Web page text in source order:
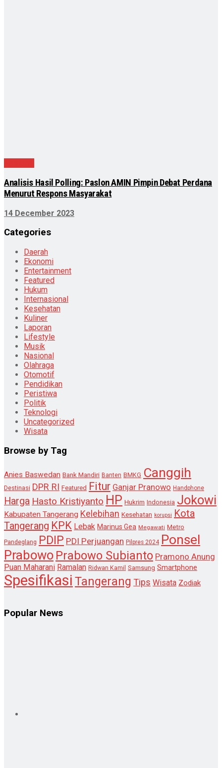
Analisis Hasil Polling: Paslon AMIN Pimpin Debat Perdana
Menurut Respons Masyarakat
14 December 2023
Categories
Daerah
Ekonomi
Entertainment
Featured
Hukum
Internasional
Kesehatan
Kuliner
Laporan
Lifestyle
Musik
Nasional
Olahraga
Otomotif
Pendidikan
Peristiwa
Politik
Teknologi
Uncategorized
Wisata
Browse by Tag
Anies Baswedan Bank Mandiri Banten BMKG Canggih
Destinasi DPR RI Featured Fitur Ganjar Pranowo Handphone
Harga Hasto Kristiyanto HP Hukrim Indonesia Jokowi
Kabupaten Tangerang Kelebihan Kesehatan korupsi
Kota
Tangerang KPK Lebak Marinus Gea Megawati Metro
Pandeglang PDIP PDI Perjuangan Pilpres 2024 Ponsel
Prabowo Prabowo Subianto Pramono Anung
Puan Maharani Ramalan Ridwan Kamil Samsung Smartphone
Spesifikasi Tangerang Tips Wisata Zodiak
Popular News